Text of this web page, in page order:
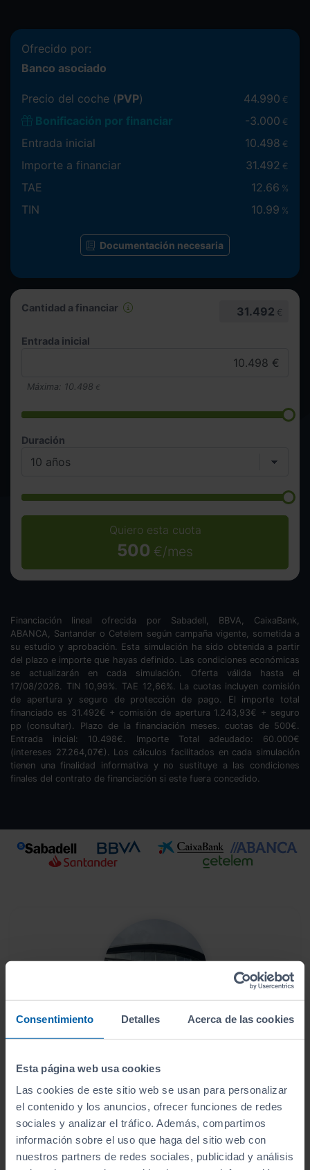
Consentimiento Detalles Acerca de las cookies
Esta página web usa cookies
Las cookies de este sitio web se usan para personalizar
el contenido y los anuncios, ofrecer funciones de redes
sociales y analizar el tráfico. Además, compartimos
información sobre el uso que haga del sitio web con
nuestros partners de redes sociales, publicidad y análisis
Cantidad a financiar 31.492 €
Entrada inicial
Máxima: 10.498 €
Duración
Quiero esta cuota
500 €/mes
Ofrecido por:
Banco asociado
Precio del coche (PVP) 44.990 €
Bonificación por financiar -3.000 €
Entrada inicial 10.498 €
Importe a financiar 31.492 €
TAE 12.66 %
TIN 10.99 %
Documentación necesaria
Financiación lineal ofrecida por Sabadell, BBVA, CaixaBank,
ABANCA, Santander o Cetelem según campaña vigente, sometida a
su estudio y aprobación. Esta simulación ha sido obtenida a partir
del plazo e importe que hayas definido. Las condiciones económicas
se actualizarán en cada simulación. Oferta válida hasta el
17/08/2026. TIN 10,99%. TAE 12,66%. La cuotas incluyen comisión
de apertura y seguro de protección de pago. El importe total
financiado es 31.492€ + comisión de apertura 1.243,93€ + seguro
pp (consultar). Plazo de la financiación meses. cuotas de 500€.
Entrada inicial: 10.498€. Importe Total adeudado: 60.000€
(intereses 27.264,07€). Los cálculos facilitados en cada simulación
tienen una finalidad informativa y no sustituye a las condiciones
finales del contrato de financiación si este fuera concedido.
Este vehículo se encuentra en:
Arrojo Santiago
Ver localización y horarios
Ver vehículos del concesionario